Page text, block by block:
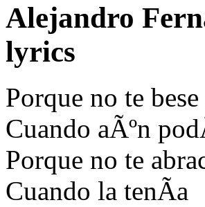
Alejandro
lyrics
Porque no te
Cuando aÃºn
Porque no te
Cuando la tenÃ­a